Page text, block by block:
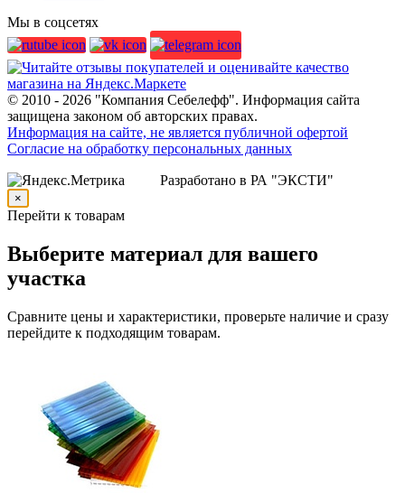
Мы в соцсетях
© 2010 - 2026 "Компания Себелефф". Информация сайта
защищена законом об авторских правах.
Информация на сайте, не является публичной офертой
Согласие на обработку персональных данных
Разработано в РА "ЭКСТИ"
×
Перейти к товарам
Выберите материал для вашего
участка
Сравните цены и характеристики, проверьте наличие и сразу
перейдите к подходящим товарам.